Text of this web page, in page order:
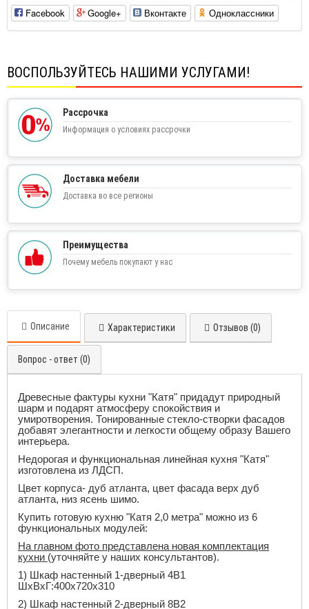
Facebook Google+ Вконтакте Одноклассники
ВОСПОЛЬЗУЙТЕСЬ НАШИМИ УСЛУГАМИ!
Рассрочка
Информация о условиях рассрочки
Доставка мебели
Доставка во все регионы
Преимущества
Почему мебель покупают у нас
Описание Характеристики Отзывов (0)
Вопрос - ответ (0)
Древесные фактуры кухни "Катя" придадут природный
шарм и подарят атмосферу спокойствия и
умиротворения. Тонированные стекло-створки фасадов
добавят элегантности и легкости общему образу Вашего
интерьера.
Недорогая и функциональная линейная кухня "Катя"
изготовлена из ЛДСП.
Цвет корпуса- дуб атланта, цвет фасада верх дуб
атланта, низ ясень шимо.
Купить готовую кухню "Катя 2,0 метра" можно из 6
функциональных модулей:
На главном фото представлена новая комплектация
кухни (уточняйте у наших консультантов).
1) Шкаф настенный 1-дверный 4В1
ШхВхГ:400x720x310
2) Шкаф настенный 2-дверный 8В2